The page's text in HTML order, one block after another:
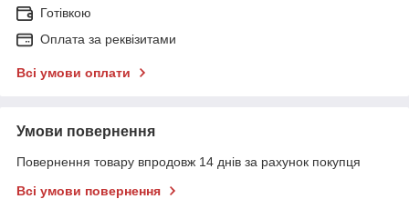
Готівкою
Оплата за реквізитами
Всі умови оплати
Умови повернення
Повернення товару впродовж 14 днів за рахунок покупця
Всі умови повернення